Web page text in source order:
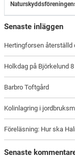
Senaste inläggen
Hertingforsen återställd
Holkdag på Björkelund
Barbro Toftgård
Kolinlagring i
Föreläsning: Hur ska
Senaste